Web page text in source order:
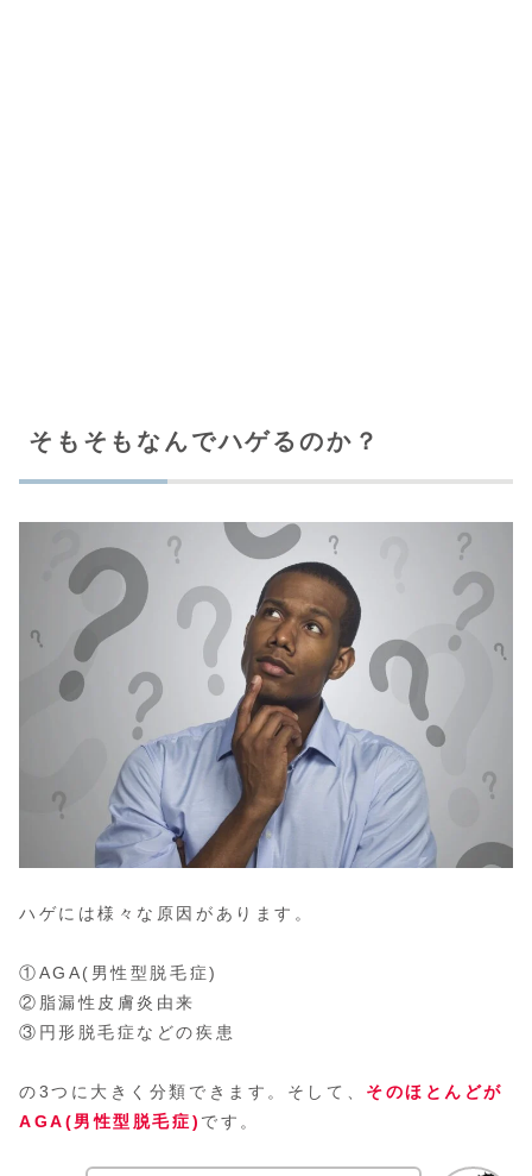
そもそもなんでハゲるのか？
ハゲには様々な原因があります。
①AGA(男性型脱毛症)
②脂漏性皮膚炎由来
③円形脱毛症などの疾患
の3つに大きく分類できます。そして、 そのほとんどが
AGA(男性型脱毛症) です。